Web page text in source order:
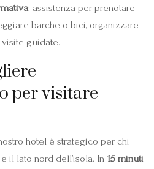
: assistenza per prenotare
barche o bici, organizzare
guidate.
per visitare
hotel è strategico per chi
e il lato nord dell’isola. In 15 minuti